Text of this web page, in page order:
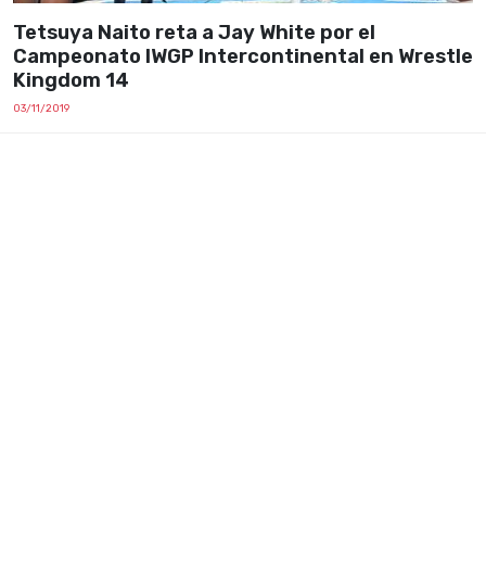
Tetsuya Naito reta a Jay White por el
Campeonato IWGP Intercontinental en Wrestle
Kingdom 14
03/11/2019